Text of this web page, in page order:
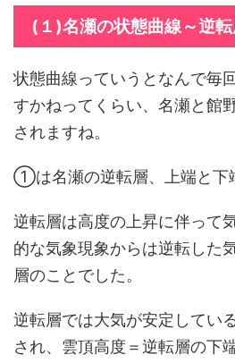
(１)名瀬の状態曲線～逆
状態曲線っていうとなんで毎
すかねってくらい、名瀬と館
されますね。
①は名瀬の逆転層、上端と下
逆転層は高度の上昇に伴って
的な気象現象からは逆転した
層のことでした。
逆転層では大気が安定してい
され、雲頂高度＝逆転層の下